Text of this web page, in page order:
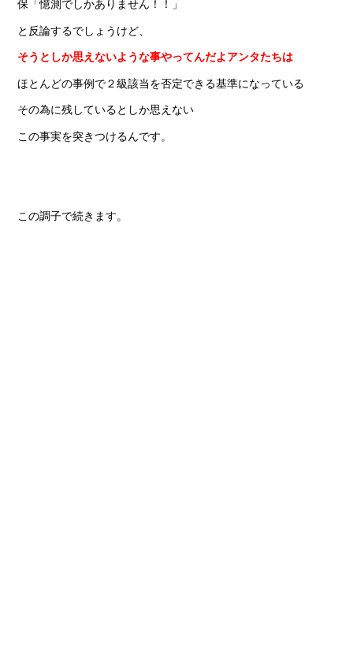
保「憶測でしかありません！！」
と反論するでしょうけど、
そうとしか思えないような事やってんだよアンタたちは
ほとんどの事例で２級該当を否定できる基準になっている
その為に残しているとしか思えない
この事実を突きつけるんです。
この調子で続きます。